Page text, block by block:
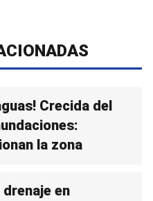
Crecida del
la zona
en